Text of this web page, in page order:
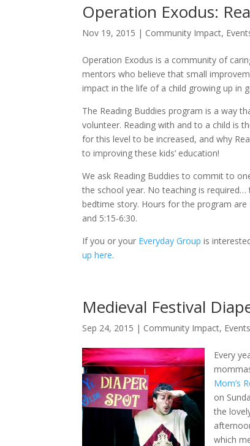
Operation Exodus:
Nov 19, 2015 | Community Impact,
Operation Exodus is a community of
mentors who believe that small
impact in the life of a child growing up in
The Reading Buddies program is a way
volunteer. Reading with and to a child is
for this level to be increased, and why
to improving these kids’ education!
We ask Reading Buddies to commit to
the school year. No teaching is required…
bedtime story. Hours for the program are
and 5:15-6:30.
If you or your Everyday Group is
up here.
Medieval Festival
Sep 24, 2015 | Community Impact, Events
Every
Mom’s
on
the
which